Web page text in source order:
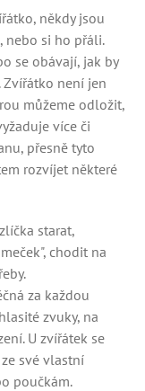
někdy jsou
nebo si ho přáli.
se obávají, jak by
není jen
můžeme odložit,
více či
přesně tyto
rozvíjet některé
starat,
chodit na
za každou
zvuky, na
U zvířátek se
své vlastní
poučkám.